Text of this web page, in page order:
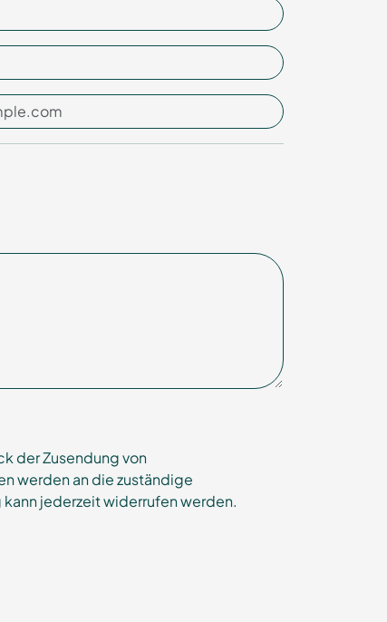
der Zusendung von
werden an die zuständige
jederzeit widerrufen werden.